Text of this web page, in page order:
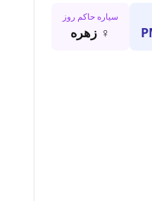
سیاره حاکم روز
♀ زهره